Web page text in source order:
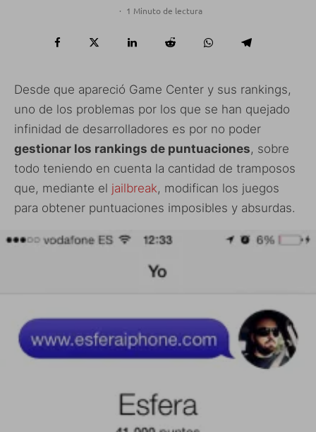
· 1 Minuto de lectura
Desde que apareció Game Center y sus rankings,
uno de los problemas por los que se han quejado
infinidad de desarrolladores es por no poder
gestionar los rankings de puntuaciones, sobre
todo teniendo en cuenta la cantidad de tramposos
que, mediante el jailbreak, modifican los juegos
para obtener puntuaciones imposibles y absurdas.